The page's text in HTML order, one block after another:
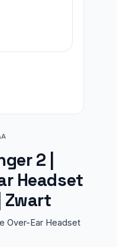
2 |
Headset
Zwart
Over-Ear Headset